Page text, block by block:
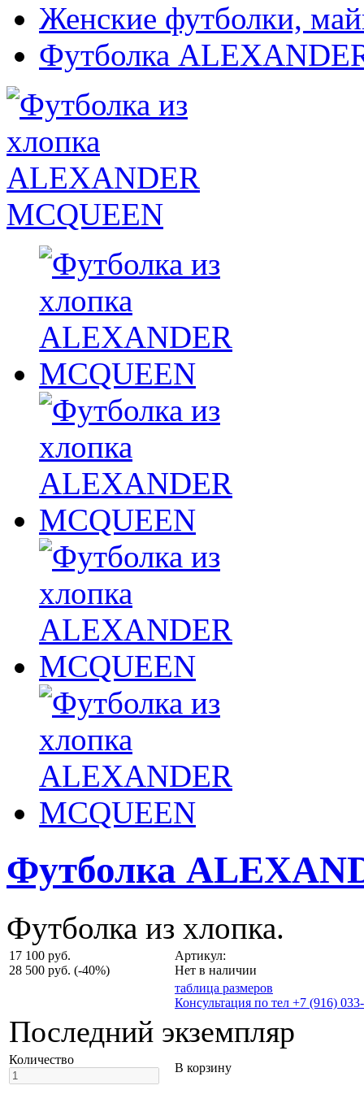
Женские футболки,
Футболка
Футболка
Футболка из хлопка.
17 100 руб.
28 500 руб. (-40%)
Артикул:
Нет в наличии
таблица размеров
Консультация по тел +7 (916)
Последний экземпляр
Количество
В корзину